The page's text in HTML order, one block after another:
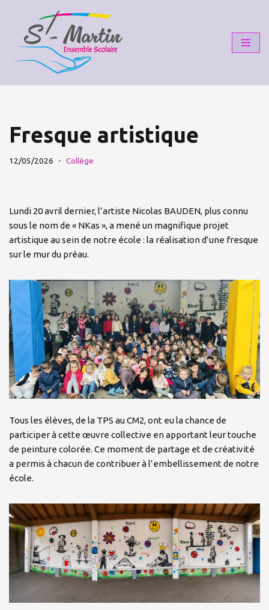
Aller
au
contenu
Fresque artistique
12/05/2026 Collège
Lundi 20 avril dernier, l’artiste Nicolas BAUDEN, plus connu
sous le nom de « NKas », a mené un magnifique projet
artistique au sein de notre école : la réalisation d’une fresque
sur le mur du préau.
Tous les élèves, de la TPS au CM2, ont eu la chance de
participer à cette œuvre collective en apportant leur touche
de peinture colorée. Ce moment de partage et de créativité
a permis à chacun de contribuer à l’embellissement de notre
école.